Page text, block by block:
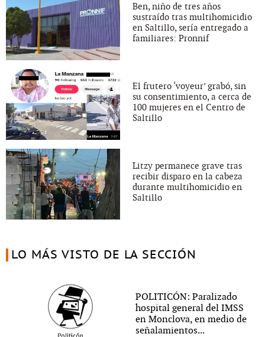
Ben, niño de tres años
sustraído tras multihomicidio
en Saltillo, sería entregado a
familiares: Pronnif
El frutero ‘voyeur’ grabó, sin
su consentimiento, a cerca de
100 mujeres en el Centro de
Saltillo
Litzy permanece grave tras
recibir disparo en la cabeza
durante multihomicidio en
Saltillo
LO MÁS VISTO DE LA SECCIÓN
POLITICÓN: Paralizado
hospital general del IMSS
en Monclova, en medio de
señalamientos...